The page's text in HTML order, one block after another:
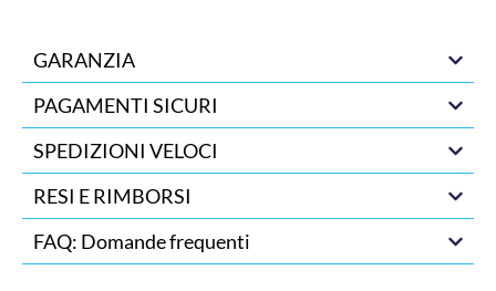
GARANZIA
PAGAMENTI SICURI
SPEDIZIONI VELOCI
RESI E RIMBORSI
FAQ: Domande frequenti